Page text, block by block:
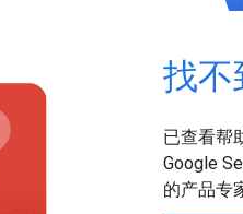
找不
已查看帮
Google
的产品专